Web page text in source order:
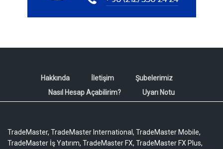
Hakkında İletişim
Şubelerimiz
Nasıl Hesap Açabilirim?
Uyarı Notu
TradeMaster, TradeMaster International, TradeMaster Mobile,
TradeMaster İş Yatırım, TradeMaster FX, TradeMaster FX Plus,